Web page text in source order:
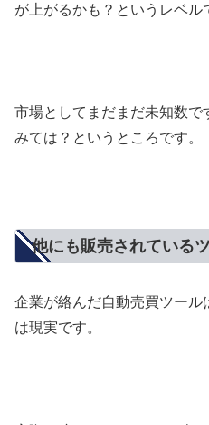
が上がるかも？というレベル
市場としてまだまだ未知数
みては？というところです。
他にも販売されている
企業が絡んだ自動売買ツー
は現実です。